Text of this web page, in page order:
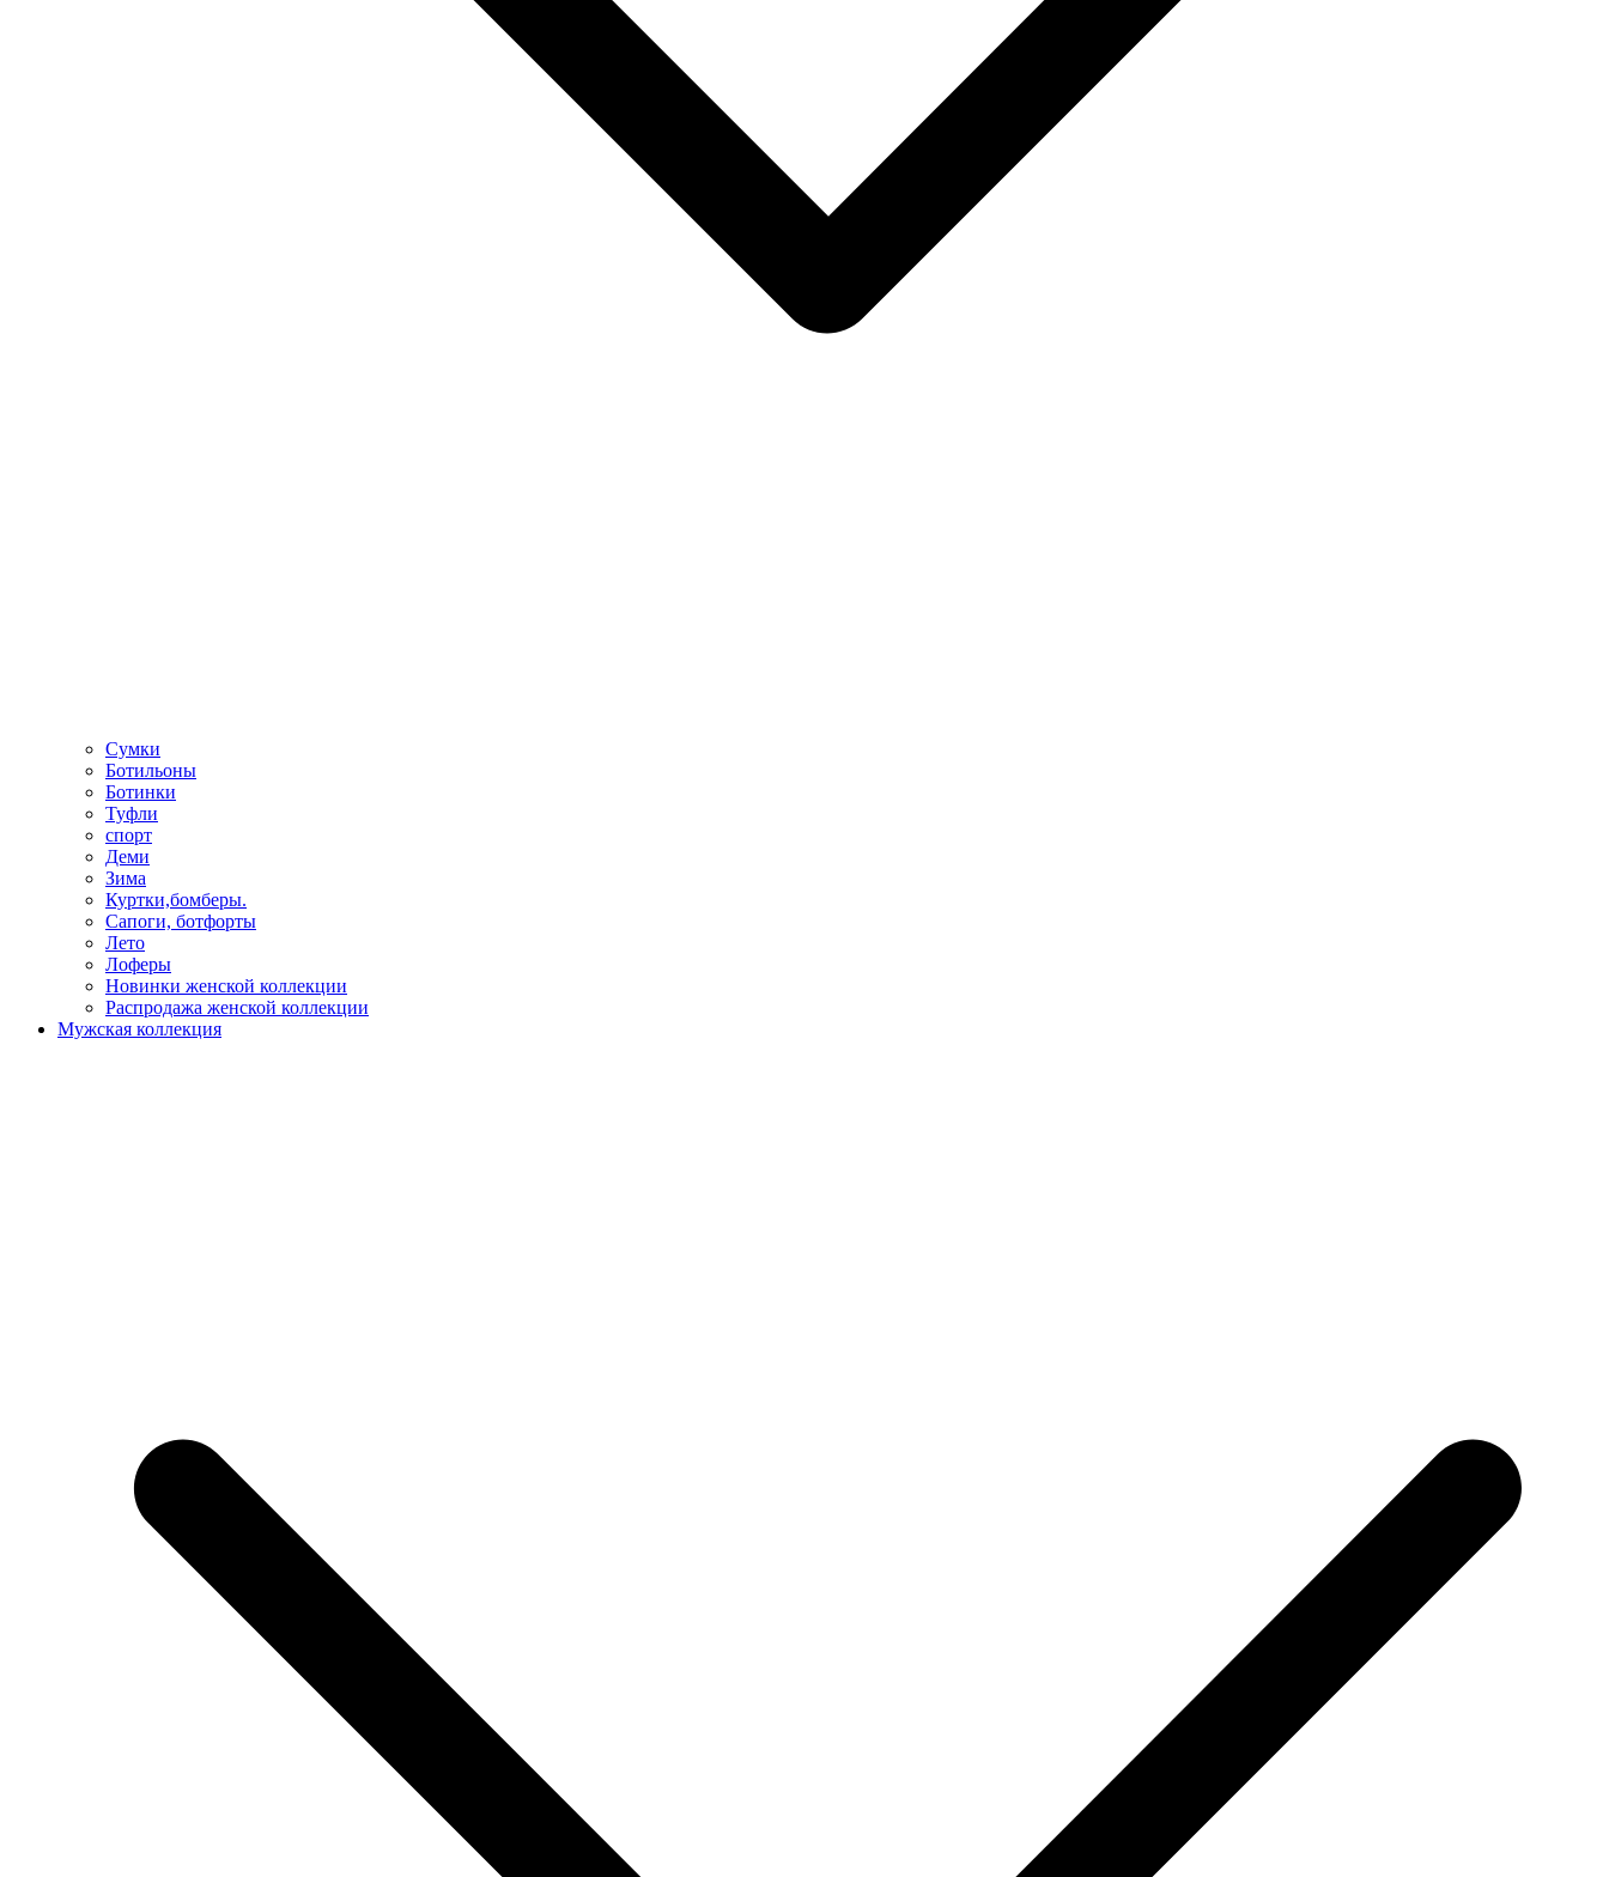
Сумки
Ботильоны
Ботинки
Туфли
спорт
Деми
Зима
Куртки,бомберы.
Сапоги, ботфорты
Лето
Лоферы
Новинки женской коллекции
Распродажа женской коллекции
Мужская коллекция